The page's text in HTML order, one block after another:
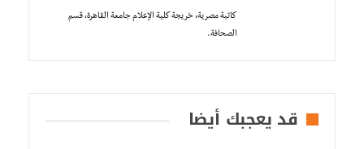
كاتبة مصرية، خريجة كلية الإعلام جامعة القاهرة، قسم
الصحافة.
قد يعجبك أيضا